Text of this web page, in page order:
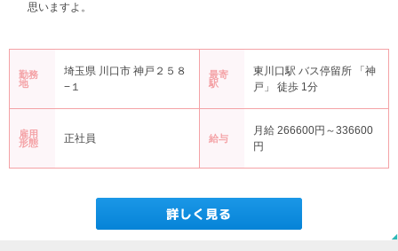
思いますよ。
勤務
地
埼玉県 川口市 神戸２５８
−１
最寄
駅
東川口駅 バス停留所 「神
戸」 徒歩 1分
雇用
形態
正社員 給与
月給 266600円～336600
円